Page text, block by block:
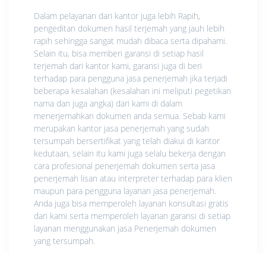
Dalam pelayanan dari kantor juga lebih Rapih,
pengeditan dokumen hasil terjemah yang jauh lebih
rapih sehingga sangat mudah dibaca serta dipahami.
Selain itu, bisa memberi garansi di setiap hasil
terjemah dari kantor kami, garansi juga di beri
terhadap para pengguna jasa penerjemah jika terjadi
beberapa kesalahan (kesalahan ini meliputi pegetikan
nama dan juga angka) dari kami di dalam
menerjemahkan dokumen anda semua. Sebab kami
merupakan kantor jasa penerjemah yang sudah
tersumpah bersertifikat yang telah diakui di kantor
kedutaan, selain itu kami juga selalu bekerja dengan
cara profesional penerjemah dokumen serta jasa
penerjemah lisan atau interpreter terhadap para klien
maupun para pengguna layanan jasa penerjemah.
Anda juga bisa memperoleh layanan konsultasi gratis
dari kami serta memperoleh layanan garansi di setiap
layanan menggunakan jasa Penerjemah dokumen
yang tersumpah.